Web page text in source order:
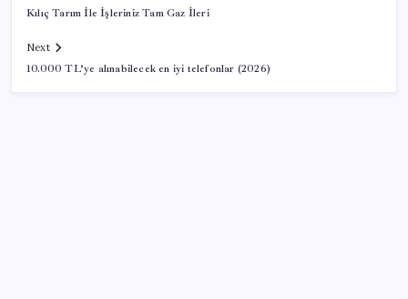
Kılıç Tarım İle İşleriniz Tam Gaz İleri
Next
10.000 TL’ye alınabilecek en iyi telefonlar (2026)